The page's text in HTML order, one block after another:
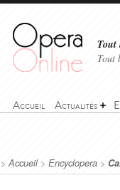
Tout
Tout
Accueil Actualités
>Accueil> Encyclopera >